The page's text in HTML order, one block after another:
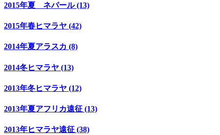
2015年夏 ネパール (13)
2015年春ヒマラヤ (42)
2014年夏アラスカ (8)
2014冬ヒマラヤ (13)
2013年冬ヒマラヤ (12)
2013年夏アフリカ遠征 (13)
2013年ヒマラヤ遠征 (38)